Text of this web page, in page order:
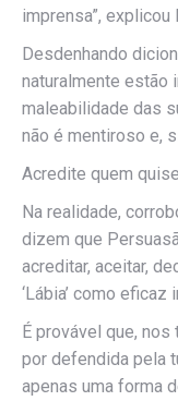
imprensa”, explicou
Desdenhando
naturalmente estão
maleabilidade das
não é mentiroso e,
Acredite quem
Na realidade,
dizem que
acreditar, aceitar,
‘Lábia’ como
É provável que,
por defendida pela
apenas uma forma